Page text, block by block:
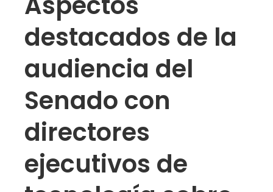
destacados de la
audiencia del
Senado con
directores
ejecutivos de